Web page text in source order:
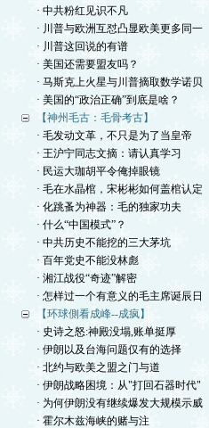
· 中共粉红见识不凡
· 川普与欧洲互怼凸显欧美更多同一
· 川普这回说的有谱
· 美国还需要盟友吗？
· 马斯克上火星与川普摘取数学诺贝
· 美国的“政治正确”到底是啥？
【神州毛古：毛骨考古】
· 毛发动文革，不只是为了当皇帝
· 王沪宁同志文摘：请认真学习
· 民运大珈胡平令俺掉眼镜
· 毛在水晶棺，宋彬彬如何盖棺认定
· 化跳蚤为神器：毛的独家功夫
· 什么“中国模式”？
· 中共历史不能挖的三大茅坑
· 百年党史不能没林彪
· 湘江战役“奇迹”解密
· 怎样过一个有意义的毛主席诞辰日
【环球側看成峰--成疯】
· 史诗之怒:神殿没塌,账单挺厚
· 伊朗以及台海问题仅有的选择
· 北约与欧美之盟之门与道
· 伊朗战略困境：从"打回石器时代"
· 为何伊朗没有继续爆发大规模示威
· 霍尔木兹海峡的赌与注